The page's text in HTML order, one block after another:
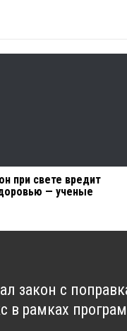
при свете вредит
— ученые
закон с
в рамках